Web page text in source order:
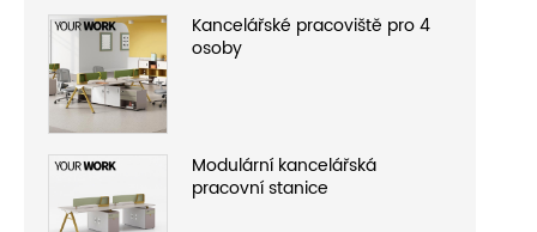
Kancelářské pracoviště pro 4
osoby
Modulární kancelářská
pracovní stanice